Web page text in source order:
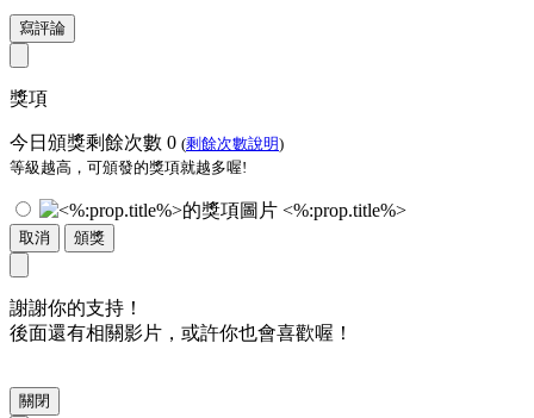
寫評論
獎項
今日頒獎剩餘次數 0 (剩餘次數說明)
等級越高，可頒發的獎項就越多喔!
<%:prop.title%>
取消 頒獎
謝謝你的支持！
後面還有相關影片，或許你也會喜歡喔！
關閉